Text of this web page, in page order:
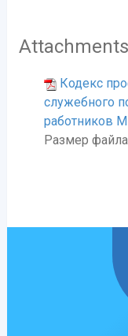
Attachments
Кодекс
служебного
работников
Размер